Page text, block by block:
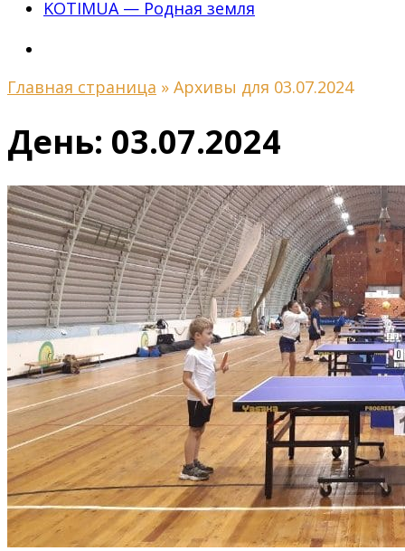
KOTIMUA — Родная земля
Главная страница » Архивы для 03.07.2024
День: 03.07.2024